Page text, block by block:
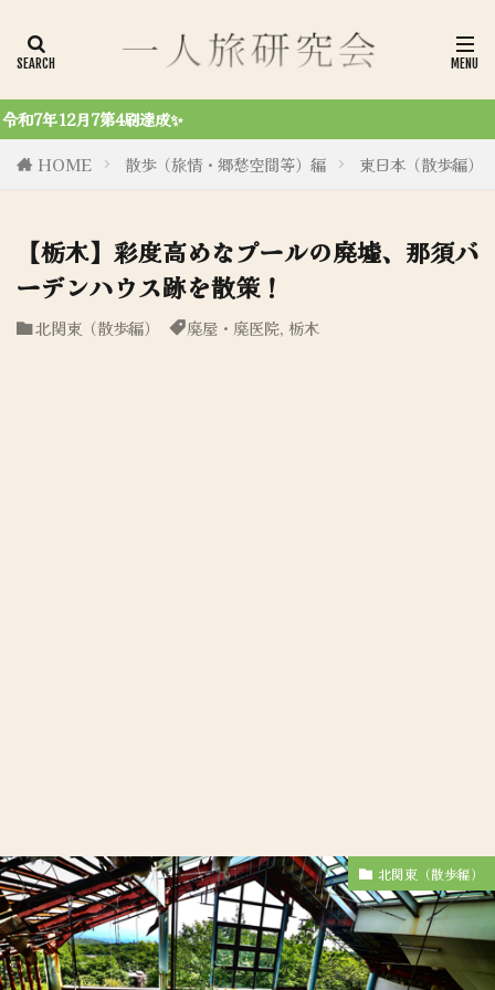
HOME
散歩（旅情・郷愁空間等）編 東日本（散歩編）
【栃木】彩度高めなプールの廃墟、那須バ
ーデンハウス跡を散策！
北関東（散歩編） 廃屋・廃医院, 栃木
北関東（散歩編）